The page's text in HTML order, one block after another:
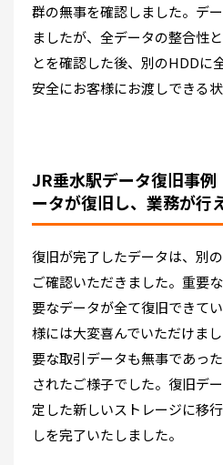
群の無事を確認しました。デ
ましたが、全データの整合性
とを確認した後、別のHDDに
安全にお客様にお渡しできる
JR垂水駅データ復旧事
ータが復旧し、業務が行
復旧が完了したデータは、別
ご確認いただきました。重要
要なデータが全て復旧できて
様には大変喜んでいただけま
要な取引データも無事であっ
されたご様子でした。復旧デ
定した新しいストレージに移
しを完了いたしました。